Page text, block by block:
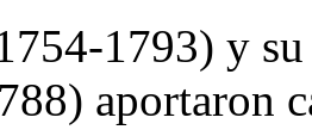
1793) y su
aportaron